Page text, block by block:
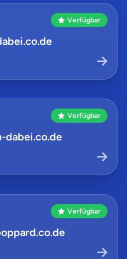
Verfügbar
Verfügbar
dabei.co.de
Verfügbar